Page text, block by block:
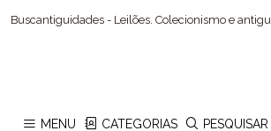
MENU CATEGORIAS PESQUISAR
Buscantiguidades - Leilões. Colecionismo e